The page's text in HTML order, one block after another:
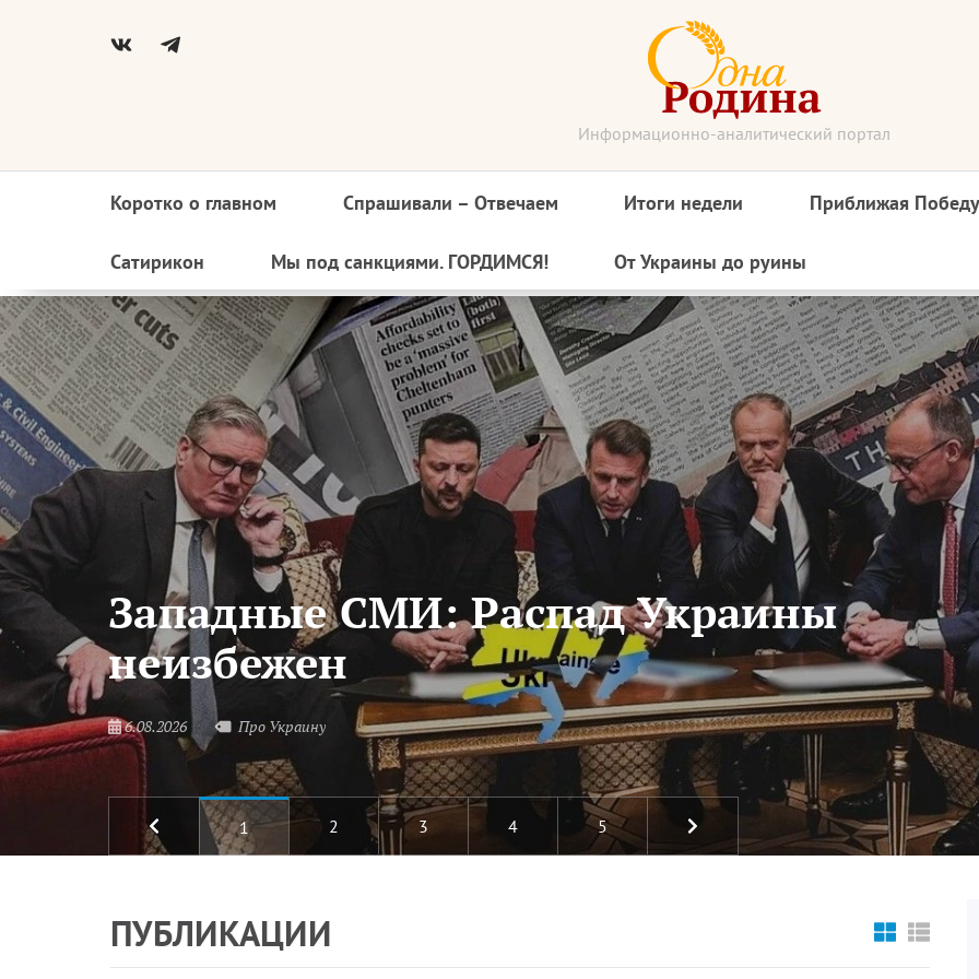
Информационно-аналитический портал
Основная
навигация
Коротко о главном Спрашивали – Отвечаем Итоги недели Приближая Победу
Сатирикон Мы под санкциями. ГОРДИМСЯ! От Украины до руины
Западные СМИ: Распад Украины
неизбежен
6.08.2026 Про Украину
1 2 3 4 5
ПУБЛИКАЦИИ